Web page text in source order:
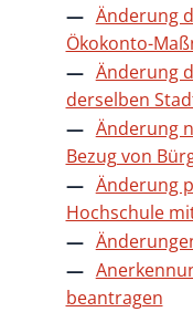
Änderung
Ökokonto-
Änderung
derselben
Änderung
Bezug von
Änderung
Hochschule
beantragen